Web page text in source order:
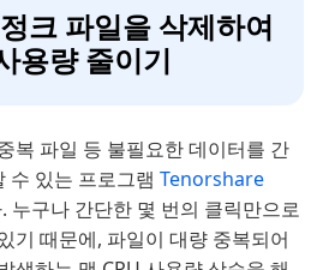
크 파일을 삭제하여
용량 줄이기
복 파일 등 불필요한 데이터를 간
수 있는 프로그램 Tenorshare
누구나 간단한 몇 번의 클릭만으로
기 때문에, 파일이 대량 중복되어